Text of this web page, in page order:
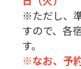
※ただし、
すので、各
す。
※なお、予